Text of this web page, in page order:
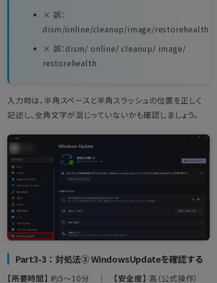
× 誤：
dism/online/cleanup/image/restorehealth
× 誤：dism/ online/ cleanup/ image/
restorehealth
入力時は、半角スペースと半角スラッシュの位置を正しく
記述し、全角文字が混じっていないかも確認しましょう。
Part3-3：対処法③ WindowsUpdateを確認する
【所要時間】 約5～10分 ｜ 【安全度】 高（公式操作）